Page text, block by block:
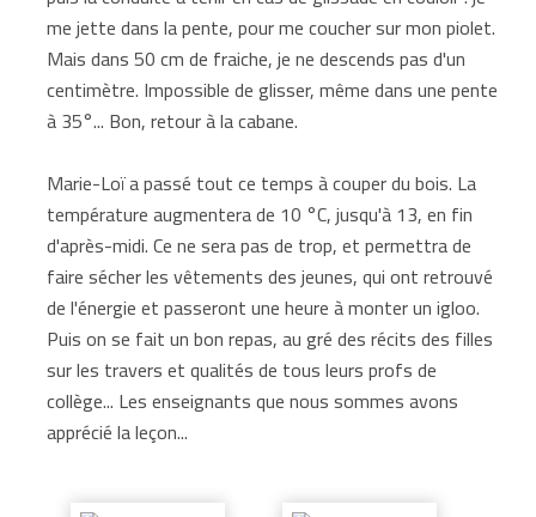
me jette dans la pente, pour me coucher sur mon piolet.
Mais dans 50 cm de fraiche, je ne descends pas d'un
centimètre. Impossible de glisser, même dans une pente
à 35°... Bon, retour à la cabane.
Marie-Loï a passé tout ce temps à couper du bois. La
température augmentera de 10 °C, jusqu'à 13, en fin
d'après-midi. Ce ne sera pas de trop, et permettra de
faire sécher les vêtements des jeunes, qui ont retrouvé
de l'énergie et passeront une heure à monter un igloo.
Puis on se fait un bon repas, au gré des récits des filles
sur les travers et qualités de tous leurs profs de
collège... Les enseignants que nous sommes avons
apprécié la leçon...